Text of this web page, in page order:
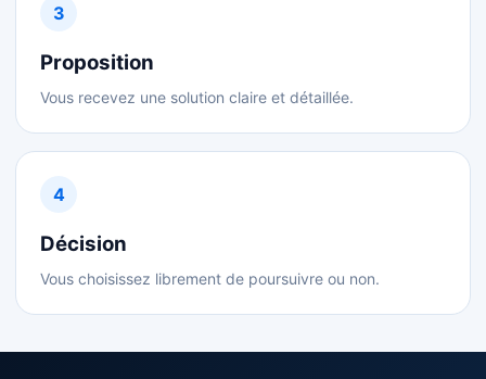
3
Proposition
Vous recevez une solution claire et détaillée.
4
Décision
Vous choisissez librement de poursuivre ou non.